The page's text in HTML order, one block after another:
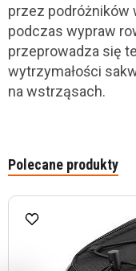
przez podróżników
podczas wypraw
przeprowadza się
wytrzymałości
na wstrząsach.
Polecane produkty